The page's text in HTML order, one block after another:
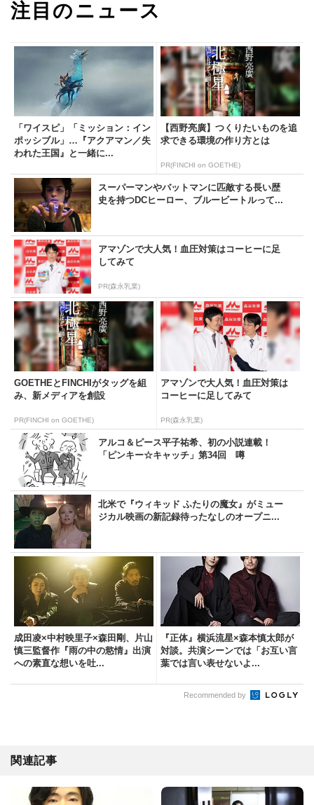
注目のニュース
「ワイスピ」「ミッション：イン
ポッシブル」…『アクアマン／失
われた王国』と一緒に...
【西野亮廣】つくりたいものを追
求できる環境の作り方とは
PR(FINCHI on GOETHE)
スーパーマンやバットマンに匹敵する長い歴
史を持つDCヒーロー、ブルービートルって...
アマゾンで大人気！血圧対策はコーヒーに足
してみて
PR(森永乳業)
GOETHEとFINCHIがタッグを組
み、新メディアを創設
PR(FINCHI on GOETHE)
アマゾンで大人気！血圧対策は
コーヒーに足してみて
PR(森永乳業)
アルコ＆ピース平子祐希、初の小説連載！
「ピンキー☆キャッチ」第34回 噂
北米で『ウィキッド ふたりの魔女』がミュー
ジカル映画の新記録待ったなしのオープニ...
成田凌×中村映里子×森田剛、片山
慎三監督作『雨の中の慾情』出演
への素直な想いを吐...
『正体』横浜流星×森本慎太郎が
対談。共演シーンでは「お互い言
葉では言い表せないよ...
Recommended by
関連記事